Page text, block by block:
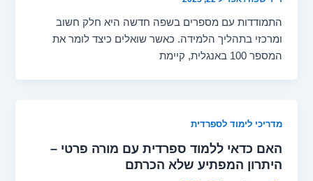
התמודדות עם מספרים בשפה חדשה היא חלק חשוב
ומרכזי בתהליך הלמידה. כאשר שואלים כיצד לומר את
המספר 100 באנגלית, קיימת
מדריכי לימוד לספרדית
האם כדאי ללמוד ספרדית עם מורה פרטי –
היתרון המפתיע שלא הכרתם